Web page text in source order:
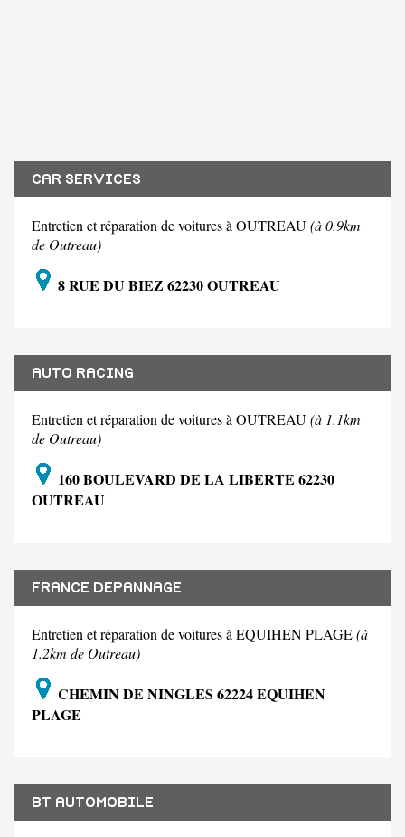
CAR SERVICES
Entretien et réparation de voitures à OUTREAU(à 0.9km
de Outreau)
8 RUE DU BIEZ 62230 OUTREAU
AUTO RACING
Entretien et réparation de voitures à OUTREAU(à 1.1km
de Outreau)
160 BOULEVARD DE LA LIBERTE 62230
OUTREAU
FRANCE DEPANNAGE
Entretien et réparation de voitures à EQUIHEN PLAGE(à
1.2km de Outreau)
CHEMIN DE NINGLES 62224 EQUIHEN
PLAGE
BT AUTOMOBILE